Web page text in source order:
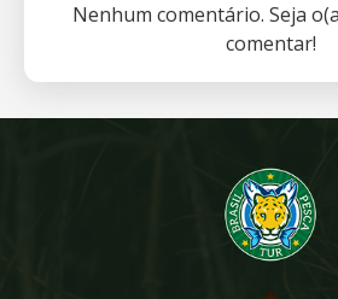
Nenhum comentário. Seja
comentar!